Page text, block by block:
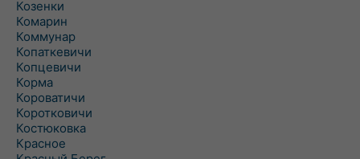
Козенки
Комарин
Коммунар
Копаткевичи
Копцевичи
Корма
Короватичи
Коротковичи
Костюковка
Красное